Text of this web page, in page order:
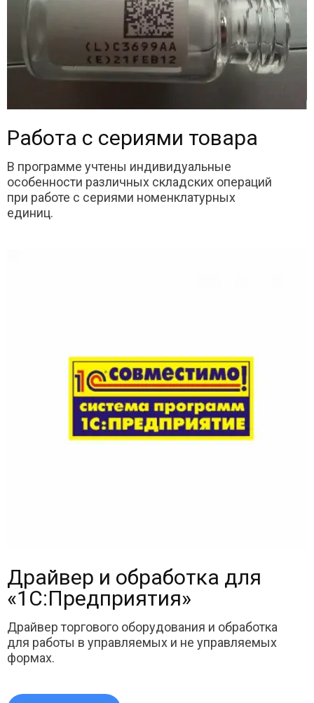
Работа с сериями товара
В программе учтены индивидуальные
особенности различных складских операций
при работе с сериями номенклатурных
единиц.
Драйвер и обработка для
«1С:Предприятия»
Драйвер торгового оборудования и обработка
для работы в управляемых и не управляемых
формах.